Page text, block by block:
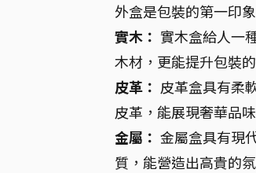
外盒是包裝的第一印
實木： 實木盒給人一
木材，更能提升包裝
皮革： 皮革盒具有柔
皮革，能展現奢華品味
金屬： 金屬盒具有現
質，能營造出高貴的